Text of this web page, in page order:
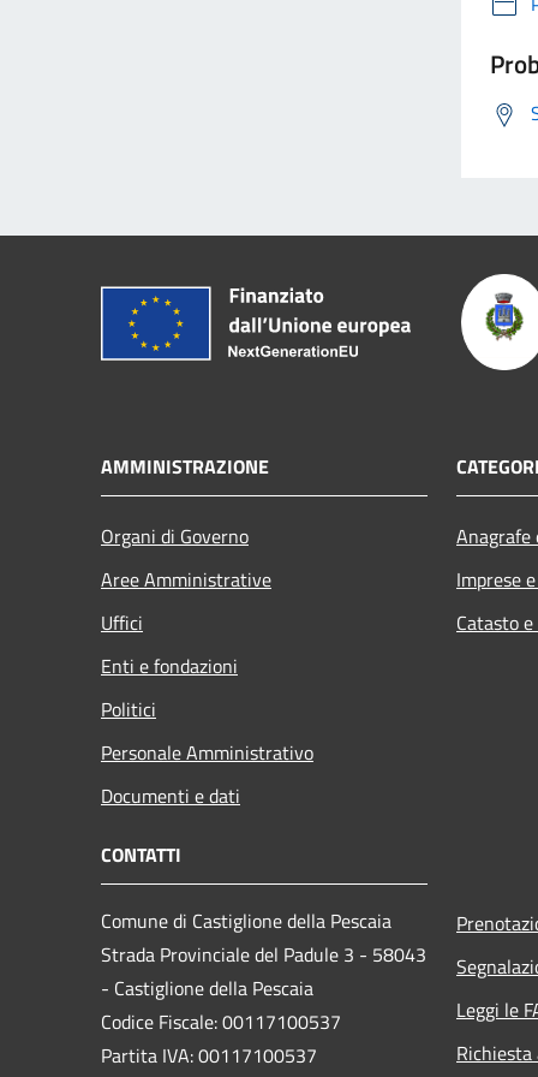
AMMINISTRAZIONE
Organi di Governo
Aree Amministrative
Uffici
Enti e fondazioni
Politici
Personale Amministrativo
Documenti e dati
Imprese
Catasto
CONTATTI
Comune di Castiglione della Pescaia
Strada Provinciale del Padule 3 - 58043
- Castiglione della Pescaia
Codice Fiscale: 00117100537
Partita IVA: 00117100537
Leggi le